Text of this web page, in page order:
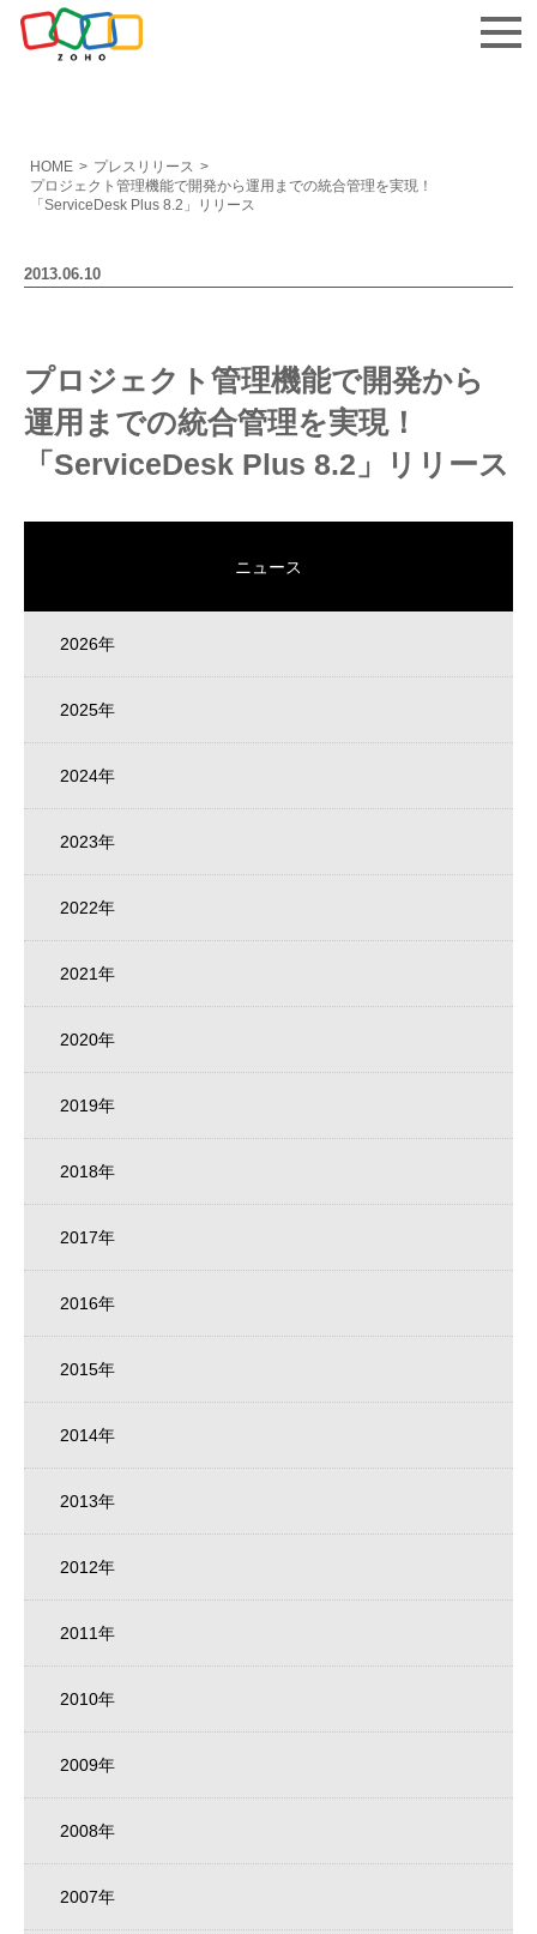
お問い合わせ
HOME > プレスリリース >
プロジェクト管理機能で開発から運用までの統合管理を実現！
「ServiceDesk Plus 8.2」リリース
2013.06.10
プロジェクト管理機能で開発から
運用までの統合管理を実現！
「ServiceDesk Plus 8.2」リリース
ニュース
2026年
2025年
2024年
2023年
2022年
2021年
2020年
2019年
2018年
2017年
2016年
2015年
2014年
2013年
2012年
2011年
2010年
2009年
2008年
2007年